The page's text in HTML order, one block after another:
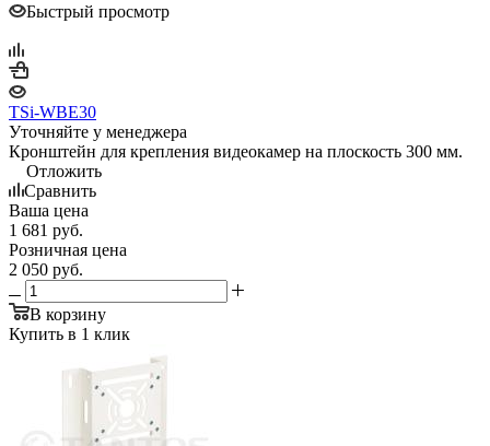
Быстрый просмотр
TSi-WBE30
Уточняйте у менеджера
Кронштейн для крепления видеокамер на плоскость 300 мм.
Отложить
Сравнить
Ваша цена
1 681 руб.
Розничная цена
2 050 руб.
В корзину
Купить в 1 клик